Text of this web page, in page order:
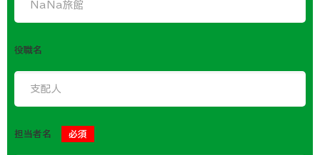
役職名
担当者名 必須